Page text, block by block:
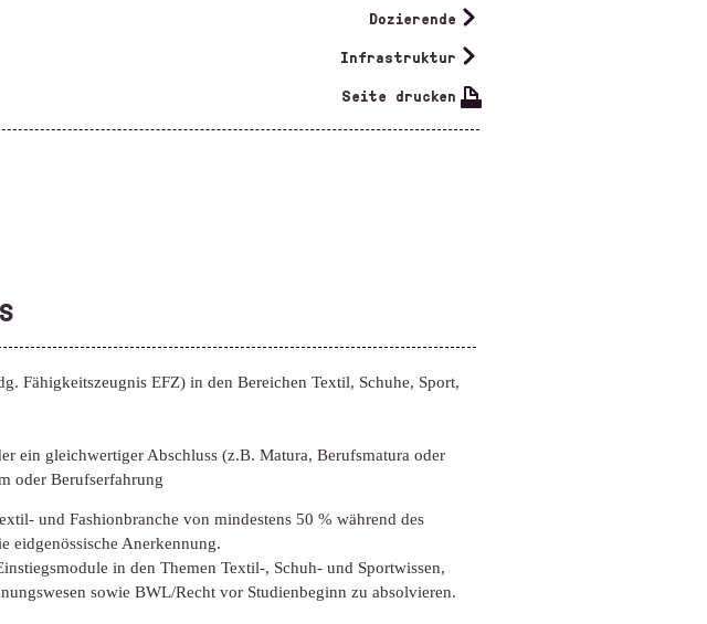
«STF - the first step to your future.»
Dozierende
Infrastruktur
Seite drucken
Fähigkeitszeugnis EFZ) in den Bereichen Textil, Schuhe, Sport,
ein gleichwertiger Abschluss (z.B. Matura, Berufsmatura oder
oder Berufserfahrung
und Fashionbranche von mindestens 50 % während des
eidgenössische Anerkennung.
in den Themen Textil-, Schuh- und Sportwissen,
sowie BWL/Recht vor Studienbeginn zu absolvieren.